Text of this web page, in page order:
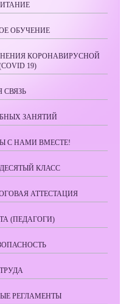
ОБУЧЕНИЕ
КОРОНАВИРУСНОЙ
19)
СВЯЗЬ
ЗАНЯТИЙ
С НАМИ ВМЕСТЕ!
КЛАСС
АТТЕСТАЦИЯ
(ПЕДАГОГИ)
РЕГЛАМЕНТЫ